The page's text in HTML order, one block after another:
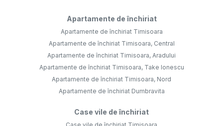
Apartamente de închiriat
Apartamente de închiriat Timisoara
Apartamente de închiriat Timisoara, Central
Apartamente de închiriat Timisoara, Aradului
Apartamente de închiriat Timisoara, Take Ionescu
Apartamente de închiriat Timisoara, Nord
Apartamente de închiriat Dumbravita
Case vile de închiriat